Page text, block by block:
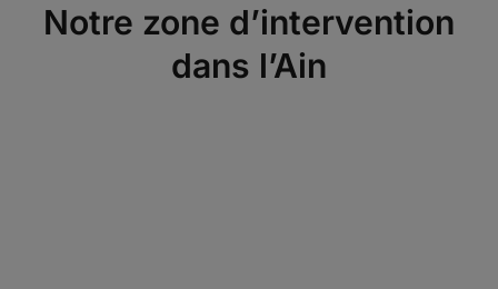
Notre zone d’intervention
dans l’Ain